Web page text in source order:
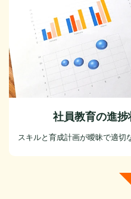
社員教育の進
スキルと育成計画が曖昧で適切